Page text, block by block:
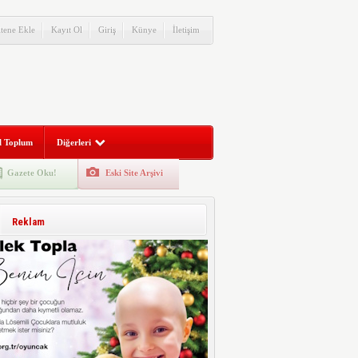
Ekle Kayıt Ol Giriş Künye İletişim
Toplum Diğerleri
Gazete Oku! Eski Site Arşivi
Reklam